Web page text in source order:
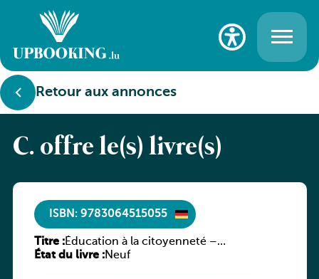
Retour aux annonces
C. offre le(s) livre(s)
ISBN: 9783064515055
Titre :Éducation à la citoyenneté –
Schülerbuch – Neue deutsche Fassung
État du livre :Neuf